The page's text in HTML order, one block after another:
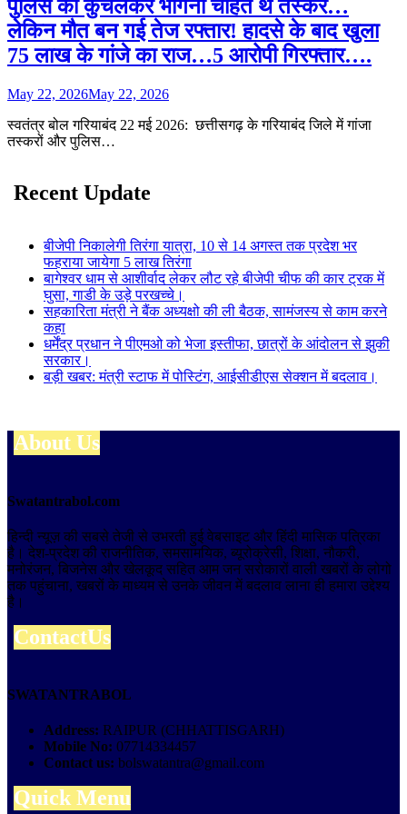
पुलिस को कुचलकर भागना चाहते थे तस्कर…
लेकिन मौत बन गई तेज रफ्तार! हादसे के बाद खुला
75 लाख के गांजे का राज…5 आरोपी गिरफ्तार….
May 22, 2026May 22, 2026
स्वतंत्र बोल गरियाबंद 22 मई 2026: छत्तीसगढ़ के गरियाबंद जिले में गांजा
तस्करों और पुलिस…
Recent Update
बीजेपी निकालेगी तिरंगा यात्रा, 10 से 14 अगस्त तक प्रदेश भर
फहराया जायेगा 5 लाख तिरंगा
बागेश्वर धाम से आशीर्वाद लेकर लौट रहे बीजेपी चीफ की कार ट्रक में
घुसा, गाडी के उड़े परखच्चे।
सहकारिता मंत्री ने बैंक अध्यक्षो की ली बैठक, सामंजस्य से काम करने
कहा
धर्मेंद्र प्रधान ने पीएमओ को भेजा इस्तीफा, छात्रों के आंदोलन से झुकी
सरकार।
बड़ी खबर: मंत्री स्टाफ में पोस्टिंग, आईसीडीएस सेक्शन में बदलाव।
About Us
Swatantrabol.com
हिन्दी न्यूज़ की सबसे तेजी से उभरती हुई वेबसाइट और हिंदी मासिक पत्रिका
है। देश-प्रदेश की राजनीतिक, समसामयिक, ब्यूरोक्रेसी, शिक्षा, नौकरी,
मनोरंजन, बिजनेस और खेलकूद सहित आम जन सरोकारों वाली खबरों के लोगो
तक पहुंचाना, खबरों के माध्यम से उनके जीवन में बदलाव लाना ही हमारा उद्देश्य
है।
ContactUs
SWATANTRABOL
Address: RAIPUR (CHHATTISGARH)
Mobile No: 07714334457
Contact us: bolswatantra@gmail.com
Quick Menu